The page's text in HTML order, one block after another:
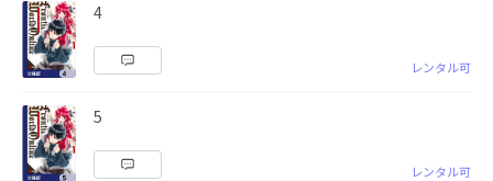
4
レンタル可
5
レンタル可